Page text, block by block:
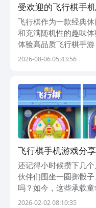
受欢迎的飞行棋手
棋小游戏分享
飞行棋作为一款经典
和充满随机性的趣味
体验高品质飞行棋手
作品，提供丰富下载
2026-08-06 05:43:56
飞行棋手机游戏分
玩、适配多平台的
还记得小时候攒下几
伙伴们围坐一圈掷骰
吗？如今，这些承载
端。以下五款飞行棋
2026-02-02 08:10:35